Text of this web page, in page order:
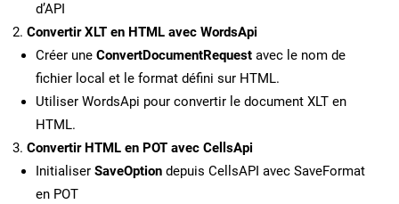
d’API
Convertir XLT en HTML avec WordsApi
Créer une ConvertDocumentRequest avec le nom de
fichier local et le format défini sur HTML.
Utiliser WordsApi pour convertir le document XLT en
HTML.
Convertir HTML en POT avec CellsApi
Initialiser SaveOption depuis CellsAPI avec SaveFormat
en POT